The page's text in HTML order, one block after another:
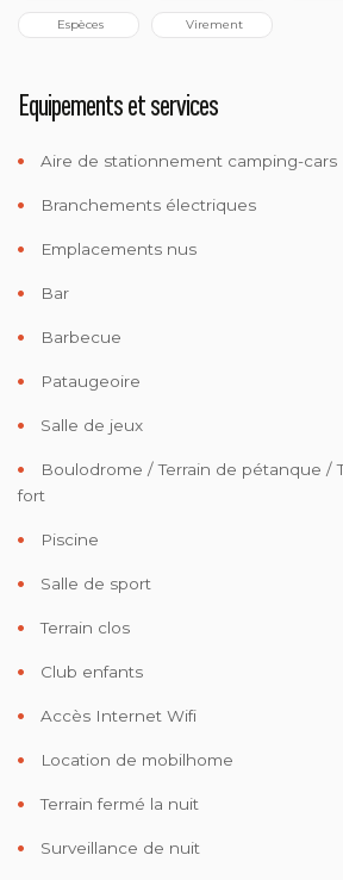
Espèces Virement
Equipements et services
Aire de stationnement camping-cars
Branchements électriques
Emplacements nus
Bar
Barbecue
Pataugeoire
Salle de jeux
Boulodrome / Terrain de pétanque /
fort
Piscine
Salle de sport
Terrain clos
Club enfants
Accès Internet Wifi
Location de mobilhome
Terrain fermé la nuit
Surveillance de nuit